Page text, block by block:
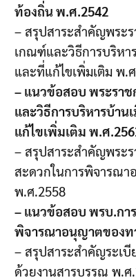
ท้องถิ่น พ.ศ.2542
– สรุปสาระสำคัญพระ
เกณฑ์และวิธีการบริหา
และที่แก้ไขเพิ่มเติม พ.
– แนวข้อสอบ พระรา
และวิธีการบริหารบ้า
แก้ไขเพิ่มเติม พ.ศ
– สรุปสาระสำคัญพระ
สะดวกในการพิจารณา
พ.ศ.2558
– แนวข้อสอบ พรบ.กา
พิจารณาอนุญาตของท
– สรุปสาระสำคัญระเ
ด้วยงานสารบรรณ พ.ศ